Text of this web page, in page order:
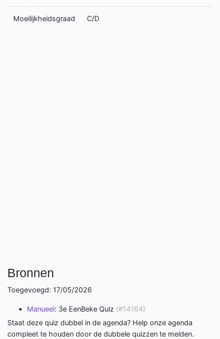
Moeilijkheidsgraad C/D
Bronnen
Toegevoegd: 17/05/2026
Manueel: 3e EenBeke Quiz (#14164)
Staat deze quiz dubbel in de agenda? Help onze agenda
compleet te houden door de dubbele quizzen te melden.